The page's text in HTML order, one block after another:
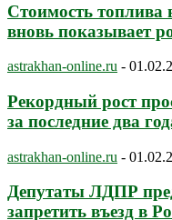
Стоимость топлива
вновь показывает
astrakhan-online.ru -
Рекордный рост
за последние два
astrakhan-online.ru -
Депутаты ЛДПР
запретить въезд в